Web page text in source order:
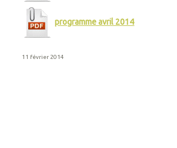
programme avril 2014
11 février 2014